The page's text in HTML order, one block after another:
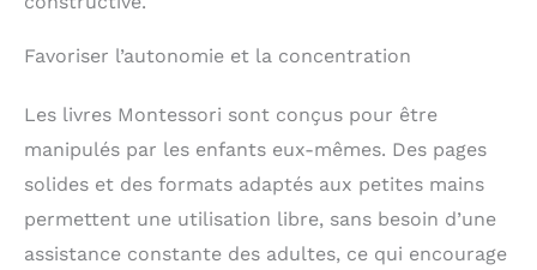
Favoriser l’autonomie et la concentration
Les livres Montessori sont conçus pour être
manipulés par les enfants eux-mêmes. Des pages
solides et des formats adaptés aux petites mains
permettent une utilisation libre, sans besoin d’une
assistance constante des adultes, ce qui encourage